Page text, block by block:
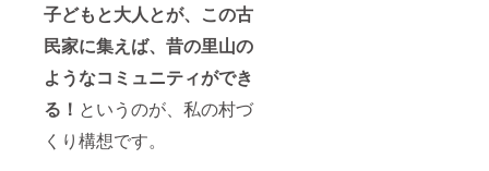
子どもと大人とが、この古
民家に集えば、昔の里山の
ようなコミュニティができ
る！ というのが、私の村づ
くり構想です。